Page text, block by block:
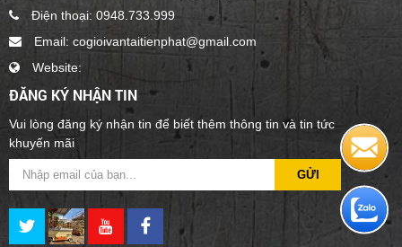
BOOMLIFT CHẠY ĐIỆN 9M - JLG E300AJP
1
Điện thoại: 0948.733.999
Email: cogioivantaitienphat@gmail.com
Website:
ĐĂNG KÝ NHẬN TIN
Vui lòng đăng ký nhận tin để biết thêm thông tin và tin tức
khuyến mãi